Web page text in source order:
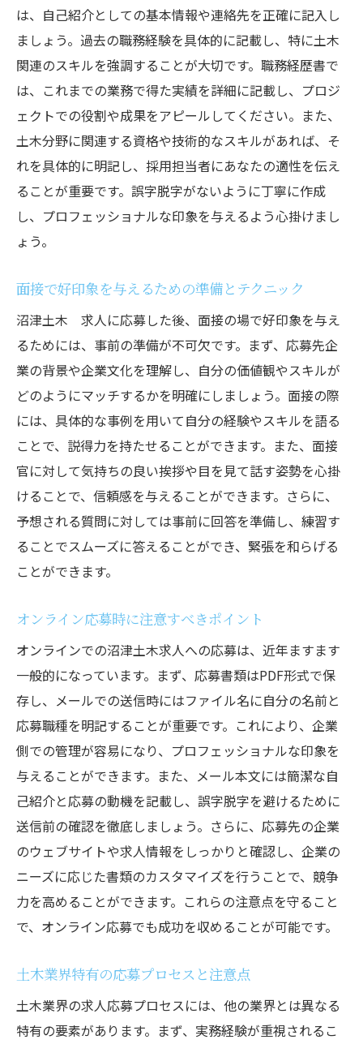
は、自己紹介としての基本情報や連絡先を正確に記入し
ましょう。過去の職務経験を具体的に記載し、特に土木
関連のスキルを強調することが大切です。職務経歴書で
は、これまでの業務で得た実績を詳細に記載し、プロジ
ェクトでの役割や成果をアピールしてください。また、
土木分野に関連する資格や技術的なスキルがあれば、そ
れを具体的に明記し、採用担当者にあなたの適性を伝え
ることが重要です。誤字脱字がないように丁寧に作成
し、プロフェッショナルな印象を与えるよう心掛けまし
ょう。
面接で好印象を与えるための準備とテクニック
沼津土木 求人に応募した後、面接の場で好印象を与え
るためには、事前の準備が不可欠です。まず、応募先企
業の背景や企業文化を理解し、自分の価値観やスキルが
どのようにマッチするかを明確にしましょう。面接の際
には、具体的な事例を用いて自分の経験やスキルを語る
ことで、説得力を持たせることができます。また、面接
官に対して気持ちの良い挨拶や目を見て話す姿勢を心掛
けることで、信頼感を与えることができます。さらに、
予想される質問に対しては事前に回答を準備し、練習す
ることでスムーズに答えることができ、緊張を和らげる
ことができます。
オンライン応募時に注意すべきポイント
オンラインでの沼津土木求人への応募は、近年ますます
一般的になっています。まず、応募書類はPDF形式で保
存し、メールでの送信時にはファイル名に自分の名前と
応募職種を明記することが重要です。これにより、企業
側での管理が容易になり、プロフェッショナルな印象を
与えることができます。また、メール本文には簡潔な自
己紹介と応募の動機を記載し、誤字脱字を避けるために
送信前の確認を徹底しましょう。さらに、応募先の企業
のウェブサイトや求人情報をしっかりと確認し、企業の
ニーズに応じた書類のカスタマイズを行うことで、競争
力を高めることができます。これらの注意点を守ること
で、オンライン応募でも成功を収めることが可能です。
土木業界特有の応募プロセスと注意点
土木業界の求人応募プロセスには、他の業界とは異なる
特有の要素があります。まず、実務経験が重視されるこ